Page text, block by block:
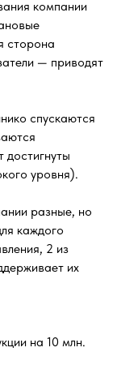
компании
сторона
— приводят
спускаются
достигнуты
уровня).
разные, но
каждого
2 из
их
на 10 млн.